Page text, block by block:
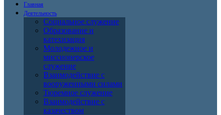
Главная
Деятельность
Социальное служение
Образование и
катехизация
Молодежное и
миссионерское
служение
Взаимодействие с
вооруженными силами
Тюремное служение
Взаимодействие с
казачеством